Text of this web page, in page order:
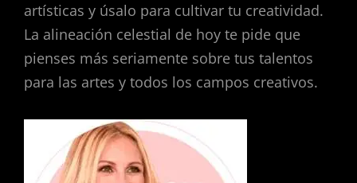
artísticas y úsalo para cultivar tu creatividad.
La alineación celestial de hoy te pide que
pienses más seriamente sobre tus talentos
para las artes y todos los campos creativos.